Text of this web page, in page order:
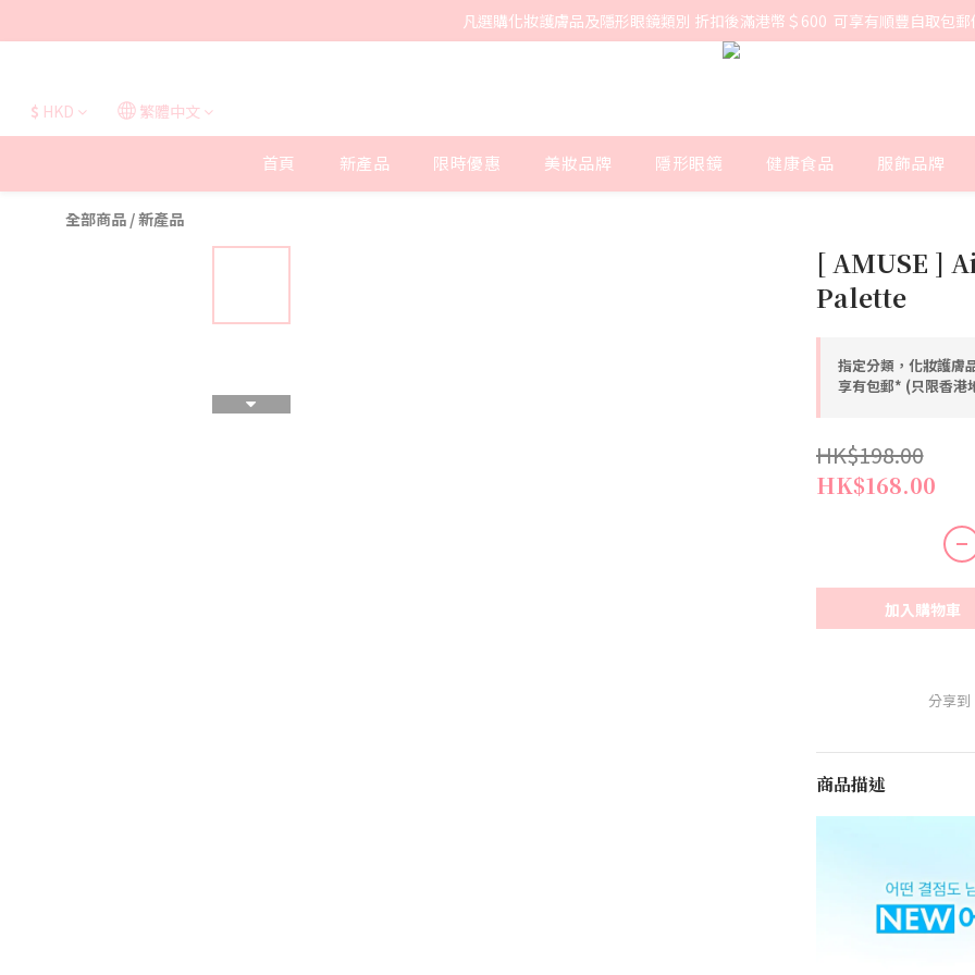
凡選購化妝護膚品及隱形眼鏡類別 折扣後滿港幣＄600  可享有順豐自取包郵
$ HKD 繁體中文
首頁 新產品 限時優惠 美妝品牌 隱形眼鏡 健康食品 服飾品牌
全部商品 /新產品
[ AMUSE ]
Palette
指定分類，化妝護膚
享有包郵* (只限香港
HK$198.00
HK$168.00
加入購物車
分享到
商品描述